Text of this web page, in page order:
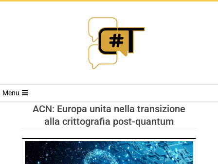
RIVISTA
TRENDS
Menu
ACN: Europa unita nella transizione
alla crittografia post-quantum